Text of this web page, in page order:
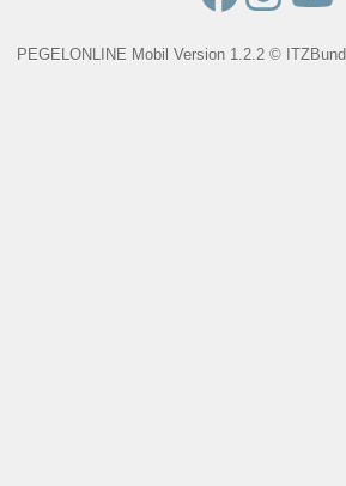
PEGELONLINE Mobil Version 1.2.2 ©